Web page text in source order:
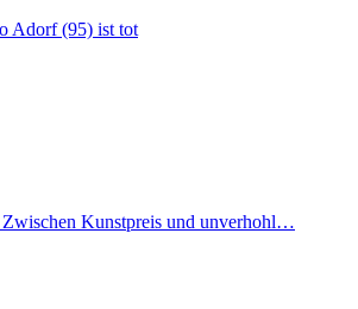
Adorf (95) ist tot
Kunstpreis und unverhohl…